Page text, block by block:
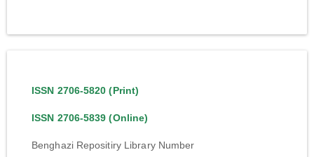
ISSN 2706-5820 (Print)
ISSN 2706-5839 (Online)
Benghazi Repositiry Library Number